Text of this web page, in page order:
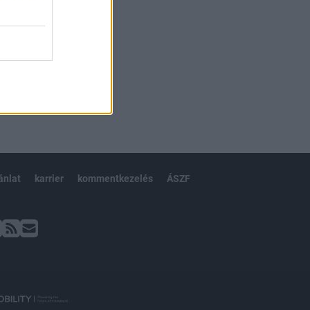
karrier kommentkezelés ÁSZF